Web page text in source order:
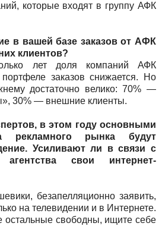
которые входят в группу АФК
в вашей базе заказов от АФК
клиентов?
лет доля компаний АФК
заказов снижается. Но
достаточно велико: 70% —
30% — внешние клиенты.
в этом году основными
рекламного рынка будут
Усиливают ли в связи с
свои интернет-
безапелляционно заявить,
на телевидении и в Интернете.
остальные свободны, ищите себе